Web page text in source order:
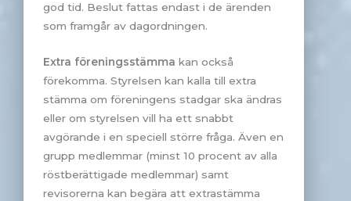
god tid. Beslut fattas endast i de ärenden
som framgår av dagordningen.
Extra föreningsstämma kan också
förekomma. Styrelsen kan kalla till extra
stämma om föreningens stadgar ska ändras
eller om styrelsen vill ha ett snabbt
avgörande i en speciell större fråga. Även en
grupp medlemmar (minst 10 procent av alla
röstberättigade medlemmar) samt
revisorerna kan begära att extrastämma